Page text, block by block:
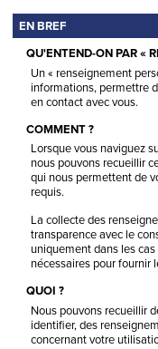
EN BREF
QU'ENTEND-ON PAR «
Un « renseignement
informations, permettre
en contact avec vous.
COMMENT ?
Lorsque vous naviguez
nous pouvons recueillir
qui nous permettent de
requis.
La collecte des
transparence avec le
uniquement dans les
nécessaires pour fournir
QUOI ?
Nous pouvons recueillir
identifier, des
concernant votre